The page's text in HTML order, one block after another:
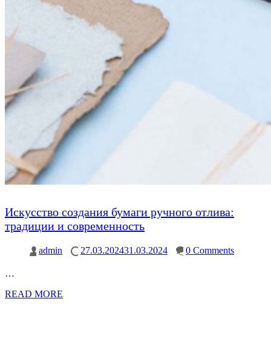
Искусство создания бумаги ручного отлива:
традиции и современность
admin 27.03.202431.03.2024 0 Comments
…
READ MORE